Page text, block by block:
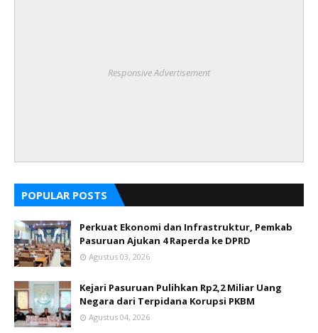
Responsive Advertisement
POPULAR POSTS
Perkuat Ekonomi dan Infrastruktur, Pemkab
Pasuruan Ajukan 4 Raperda ke DPRD
Agustus 03, 2026
Kejari Pasuruan Pulihkan Rp2,2 Miliar Uang
Negara dari Terpidana Korupsi PKBM
Agustus 04, 2026